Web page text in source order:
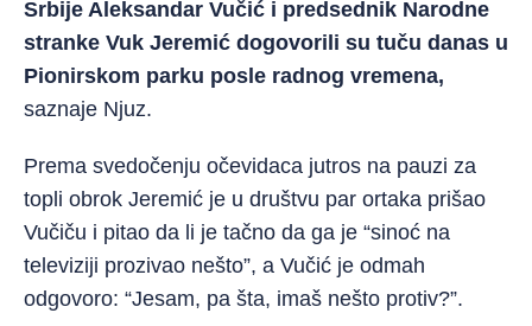
Srbije Aleksandar Vučić i predsednik Narodne
stranke Vuk Jeremić dogovorili su tuču danas u
Pionirskom parku posle radnog vremena,
saznaje Njuz.
Prema svedočenju očevidaca jutros na pauzi za
topli obrok Jeremić je u društvu par ortaka prišao
Vučiču i pitao da li je tačno da ga je “sinoć na
televiziji prozivao nešto”, a Vučić je odmah
odgovoro: “Jesam, pa šta, imaš nešto protiv?”.